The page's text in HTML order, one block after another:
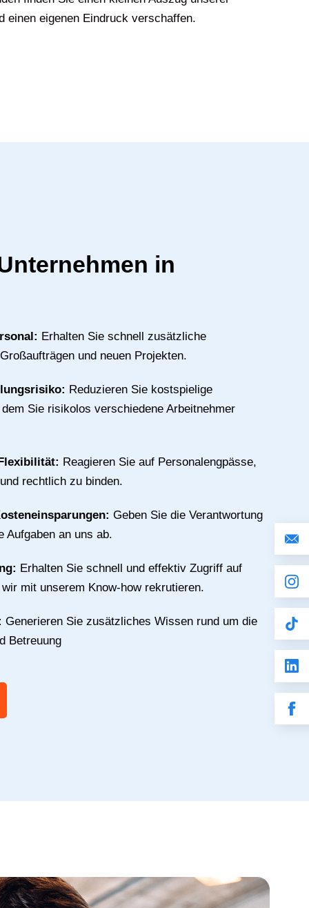
einen eigenen Eindruck verschaffen.
in
Erhalten Sie schnell zusätzliche
und neuen Projekten.
Reduzieren Sie kostspielige
Sie risikolos verschiedene Arbeitnehmer
Reagieren Sie auf Personalengpässe,
rechtlich zu binden.
Geben Sie die Verantwortung
Aufgaben an uns ab.
Erhalten Sie schnell und effektiv Zugriff auf
mit unserem Know-how rekrutieren.
Generieren Sie zusätzliches Wissen rund um die
Betreuung